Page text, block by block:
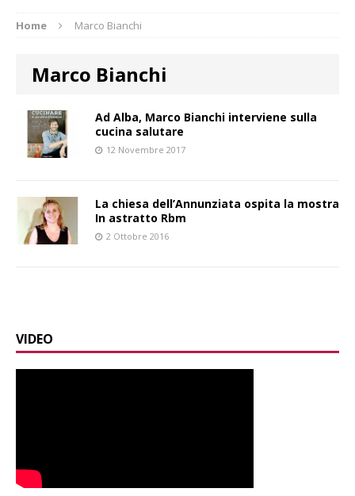
Home Marco Bianchi
Marco Bianchi
Ad Alba, Marco Bianchi interviene sulla
cucina salutare
12 Novembre 2017
La chiesa dell’Annunziata ospita la mostra
In astratto Rbm
2 Ottobre 2016
VIDEO